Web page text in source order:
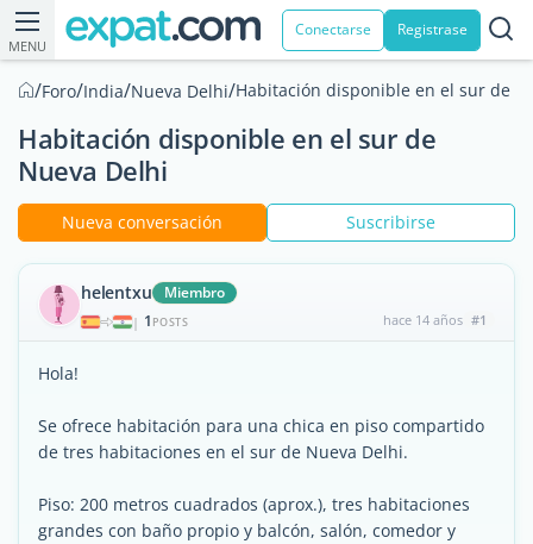
MENU
Conectarse Registrase
/Foro/India/Nueva Delhi/Habitación disponible en el sur de
Habitación disponible en el sur de
Nueva Delhi
Nueva conversación Suscribirse
helentxu Miembro
| 1 POSTS hace 14 años #1
Hola!
Se ofrece habitación para una chica en piso compartido
de tres habitaciones en el sur de Nueva Delhi.
Piso: 200 metros cuadrados (aprox.), tres habitaciones
grandes con baño propio y balcón, salón, comedor y